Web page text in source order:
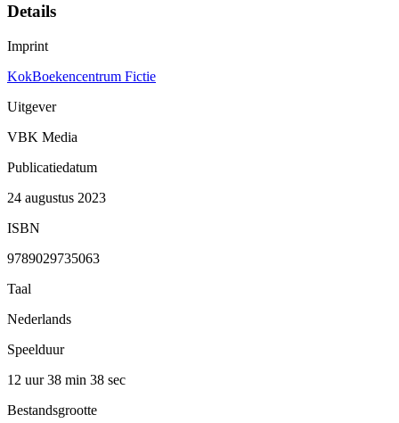
Details
Imprint
KokBoekencentrum Fictie
Uitgever
VBK Media
Publicatiedatum
24 augustus 2023
ISBN
9789029735063
Taal
Nederlands
Speelduur
12 uur 38 min 38 sec
Bestandsgrootte